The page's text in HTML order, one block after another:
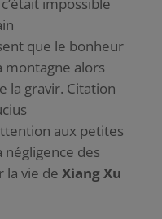
que le bonheur
montagne alors
la gravir. Citation
aux petites
négligence des
la vie de Xiang Xu